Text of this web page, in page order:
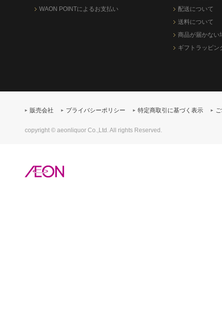
WAON POINTによるお支払い
配送について
送料について
商品が届かない
ギフトラッピン
販売会社 プライバシーポリシー 特定商取引に基づく表示
copyright © aeonliquor Co.,Ltd. All rights Reserved.